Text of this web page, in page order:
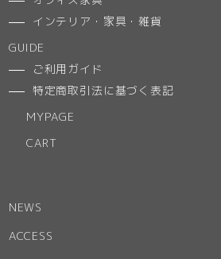
インテリア・家具・雑貨
GUIDE
ご利用ガイド
特定商取引法に基づく表記
MYPAGE
CART
NEWS
ACCESS